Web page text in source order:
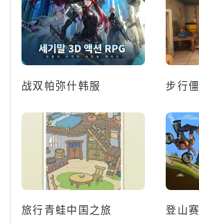
战双帕弥什韩服 步行
旅行青蛙中国之旅 登山